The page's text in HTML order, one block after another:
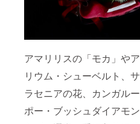
アマリリスの「モカ」やア
リウム・シューベルト、サ
ラセニアの花、カンガルー
ポー・ブッシュダイアモン